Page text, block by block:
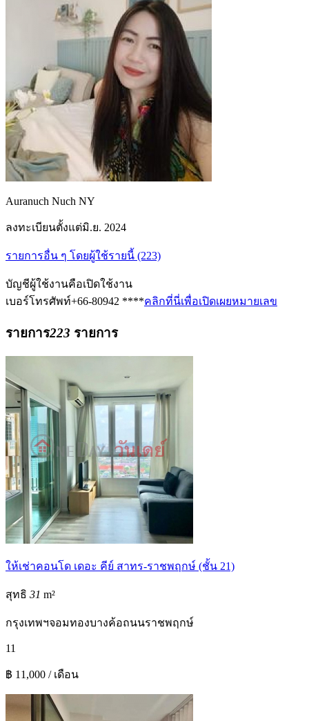
Auranuch Nuch NY
ลงทะเบียนตั้งแต่มิ.ย. 2024
รายการอื่น ๆ โดยผู้ใช้รายนี้ (223)
บัญชีผู้ใช้งานคือเปิดใช้งาน
เบอร์โทรศัพท์+66-80942 ****คลิกที่นี่เพื่อเปิดเผยหมายเลข
รายการ223 รายการ
ให้เช่าคอนโด เดอะ คีย์ สาทร-ราชพฤกษ์ (ชั้น 21)
สุทธิ 31 m²
กรุงเทพฯจอมทองบางค้อถนนราชพฤกษ์
11
฿ 11,000 / เดือน